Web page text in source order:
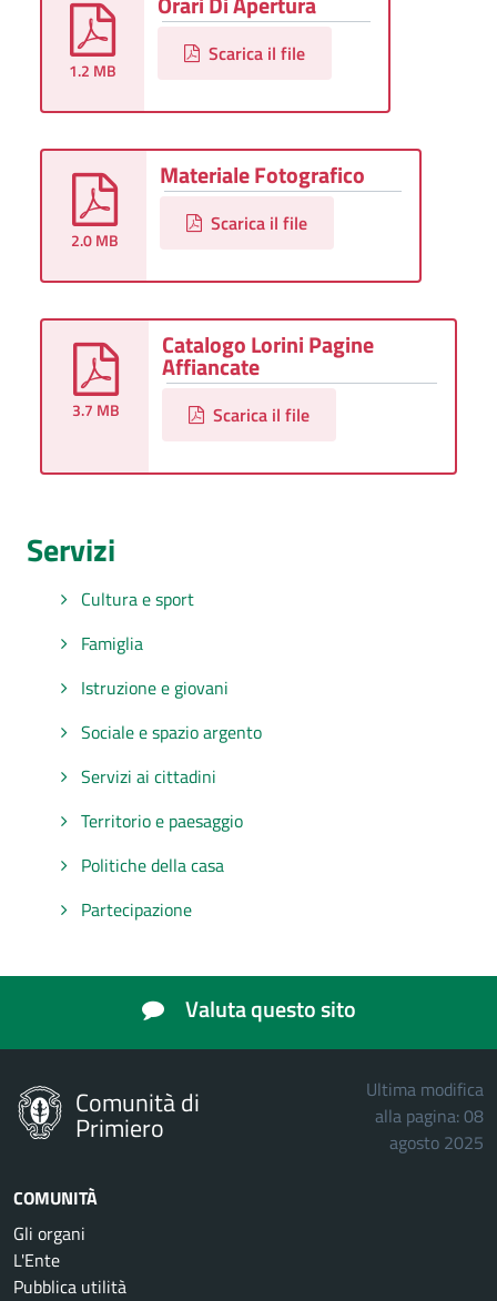
1.2 MB
Scarica il file
2.0 MB
Materiale Fotografico
Scarica il file
3.7 MB
Catalogo Lorini Pagine
Affiancate
Scarica il file
Servizi
Cultura e sport
Famiglia
Istruzione e giovani
Sociale e spazio argento
Servizi ai cittadini
Territorio e paesaggio
Politiche della casa
Partecipazione
Valuta questo sito
Comunità di
Primiero
Ultima modifica
alla pagina: 08
agosto 2025
COMUNITÀ
Gli organi
L'Ente
Pubblica utilità